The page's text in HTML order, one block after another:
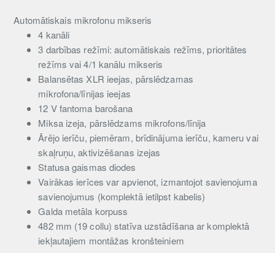
Automātiskais mikrofonu mikseris
4 kanāli
3 darbības režīmi: automātiskais režīms, prioritātes
režīms vai 4/1 kanālu mikseris
Balansētas XLR ieejas, pārslēdzamas
mikrofona/līnijas ieejas
12 V fantoma barošana
Miksa izeja, pārslēdzams mikrofons/līnija
Ārējo ierīču, piemēram, brīdinājuma ierīču, kameru vai
skaļruņu, aktivizēšanas izejas
Statusa gaismas diodes
Vairākas ierīces var apvienot, izmantojot savienojuma
savienojumus (komplektā ietilpst kabelis)
Galda metāla korpuss
482 mm (19 collu) statīva uzstādīšana ar komplektā
iekļautajiem montāžas kronšteiniem